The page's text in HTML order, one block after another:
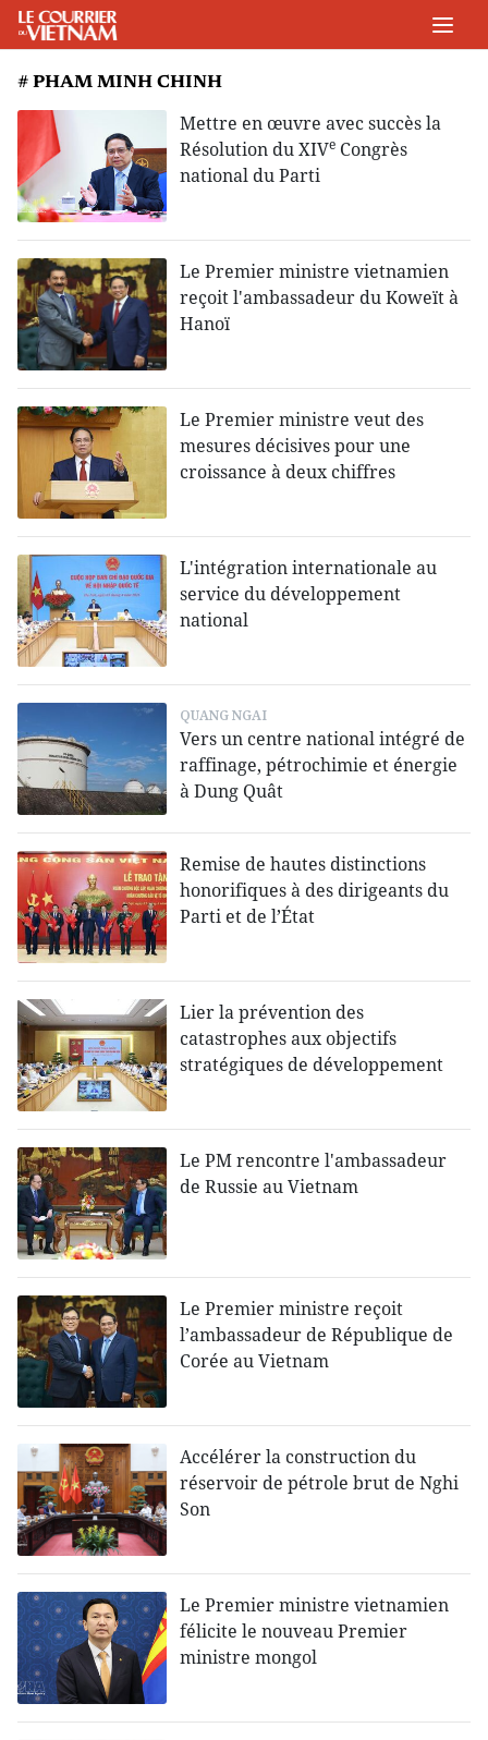
# PHAM MINH CHINH
Mettre en œuvre avec succès la
Résolution du XIVe Congrès
national du Parti
Le Premier ministre vietnamien
reçoit l'ambassadeur du Koweït à
Hanoï
Le Premier ministre veut des
mesures décisives pour une
croissance à deux chiffres
L'intégration internationale au
service du développement
national
QUANG NGAI
Vers un centre national intégré de
raffinage, pétrochimie et énergie
à Dung Quât
Remise de hautes distinctions
honorifiques à des dirigeants du
Parti et de l’État
Lier la prévention des
catastrophes aux objectifs
stratégiques de développement
Le PM rencontre l'ambassadeur
de Russie au Vietnam
Le Premier ministre reçoit
l’ambassadeur de République de
Corée au Vietnam
Accélérer la construction du
réservoir de pétrole brut de Nghi
Son
Le Premier ministre vietnamien
félicite le nouveau Premier
ministre mongol